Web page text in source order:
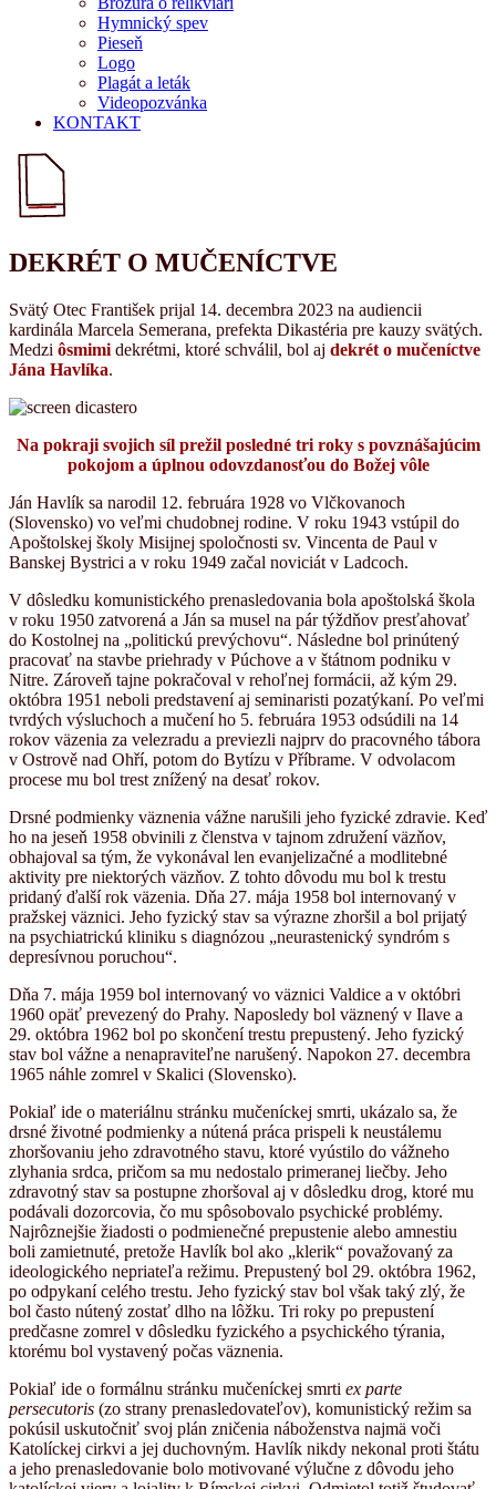
Hymnický spev
Pieseň
Logo
Plagát a leták
Videopozvánka
KONTAKT
DEKRÉT O MUČENÍCTVE
Svätý Otec František prijal 14. decembra 2023 na audiencii
kardinála Marcela Semerana, prefekta Dikastéria pre kauzy svätých.
Medzi ôsmimi dekrétmi, ktoré schválil, bol aj dekrét o mučeníctve
Jána Havlíka.
Na pokraji svojich síl prežil posledné tri roky s povznášajúcim
pokojom a úplnou odovzdanosťou do Božej vôle
Ján Havlík sa narodil 12. februára 1928 vo Vlčkovanoch
(Slovensko) vo veľmi chudobnej rodine. V roku 1943 vstúpil do
Apoštolskej školy Misijnej spoločnosti sv. Vincenta de Paul v
Banskej Bystrici a v roku 1949 začal noviciát v Ladcoch.
V dôsledku komunistického prenasledovania bola apoštolská škola
v roku 1950 zatvorená a Ján sa musel na pár týždňov presťahovať
do Kostolnej na „politickú prevýchovu“. Následne bol prinútený
pracovať na stavbe priehrady v Púchove a v štátnom podniku v
Nitre. Zároveň tajne pokračoval v rehoľnej formácii, až kým 29.
októbra 1951 neboli predstavení aj seminaristi pozatýkaní. Po veľmi
tvrdých výsluchoch a mučení ho 5. februára 1953 odsúdili na 14
rokov väzenia za velezradu a previezli najprv do pracovného tábora
v Ostrově nad Ohří, potom do Bytízu v Příbrame. V odvolacom
procese mu bol trest znížený na desať rokov.
Drsné podmienky väznenia vážne narušili jeho fyzické zdravie. Keď
ho na jeseň 1958 obvinili z členstva v tajnom združení väzňov,
obhajoval sa tým, že vykonával len evanjelizačné a modlitebné
aktivity pre niektorých väzňov. Z tohto dôvodu mu bol k trestu
pridaný ďalší rok väzenia. Dňa 27. mája 1958 bol internovaný v
pražskej väznici. Jeho fyzický stav sa výrazne zhoršil a bol prijatý
na psychiatrickú kliniku s diagnózou „neurastenický syndróm s
depresívnou poruchou“.
Dňa 7. mája 1959 bol internovaný vo väznici Valdice a v októbri
1960 opäť prevezený do Prahy. Naposledy bol väznený v Ilave a
29. októbra 1962 bol po skončení trestu prepustený. Jeho fyzický
stav bol vážne a nenapraviteľne narušený. Napokon 27. decembra
1965 náhle zomrel v Skalici (Slovensko).
Pokiaľ ide o materiálnu stránku mučeníckej smrti, ukázalo sa, že
drsné životné podmienky a nútená práca prispeli k neustálemu
zhoršovaniu jeho zdravotného stavu, ktoré vyústilo do vážneho
zlyhania srdca, pričom sa mu nedostalo primeranej liečby. Jeho
zdravotný stav sa postupne zhoršoval aj v dôsledku drog, ktoré mu
podávali dozorcovia, čo mu spôsobovalo psychické problémy.
Najrôznejšie žiadosti o podmienečné prepustenie alebo amnestiu
boli zamietnuté, pretože Havlík bol ako „klerik“ považovaný za
ideologického nepriateľa režimu. Prepustený bol 29. októbra 1962,
po odpykaní celého trestu. Jeho fyzický stav bol však taký zlý, že
bol často nútený zostať dlho na lôžku. Tri roky po prepustení
predčasne zomrel v dôsledku fyzického a psychického týrania,
ktorému bol vystavený počas väznenia.
Pokiaľ ide o formálnu stránku mučeníckej smrti ex parte
persecutoris (zo strany prenasledovateľov), komunistický režim sa
pokúsil uskutočniť svoj plán zničenia náboženstva najmä voči
Katolíckej cirkvi a jej duchovným. Havlík nikdy nekonal proti štátu
a jeho prenasledovanie bolo motivované výlučne z dôvodu jeho